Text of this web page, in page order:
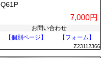
Q61P
7,000円
お問い合わせ
【個別ページ】
【フォーム】
Z23112366